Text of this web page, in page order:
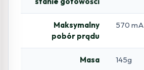
Maksymalny
pobór prądu
570 mA
Masa 145g